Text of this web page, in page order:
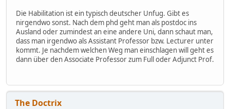
Die Habilitation ist ein typisch deutscher Unfug. Gibt es
nirgendwo sonst. Nach dem phd geht man als postdoc ins
Ausland oder zumindest an eine andere Uni, dann schaut man,
dass man irgendwo als Assistant Professor bzw. Lecturer unter
kommt. Je nachdem welchen Weg man einschlagen will geht es
dann über den Associate Professor zum Full oder Adjunct Prof.
The Doctrix